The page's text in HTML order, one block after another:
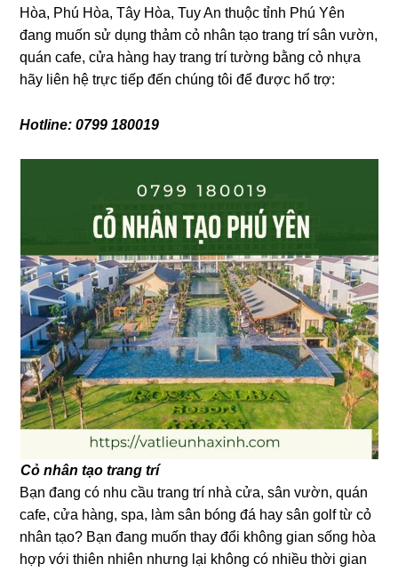
Hòa, Phú Hòa, Tây Hòa, Tuy An thuộc tỉnh Phú Yên
đang muốn sử dụng thảm cỏ nhân tạo trang trí sân vườn,
quán cafe, cửa hàng hay trang trí tường bằng cỏ nhựa
hãy liên hệ trực tiếp đến chúng tôi để được hổ trợ:
Hotline: 0799 180019
Cỏ nhân tạo trang trí
Bạn đang có nhu cầu trang trí nhà cửa, sân vườn, quán
cafe, cửa hàng, spa, làm sân bóng đá hay sân golf từ cỏ
nhân tạo? Bạn đang muốn thay đổi không gian sống hòa
hợp với thiên nhiên nhưng lại không có nhiều thời gian